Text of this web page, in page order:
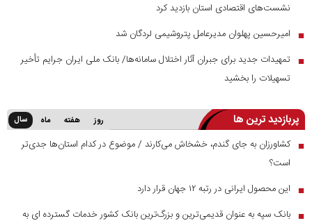
نشست‌های اقتصادی استان بازدید کرد
■ امیرحسین پهلوان مدیرعامل پتروشیمی لردگان شد
■
تمهیدات جدید برای جبران آثار اختلال سامانه‌ها/ بانک ملی ایران جرایم تأخیر
تسهیلات را بخشید
پربازدید ترین ها روز هفته ماه سال
■ کشاورزان به جای گندم، خشخاش می‌کارند / موضوع در کدام استان‌ها جدی‌تر
است؟
■ این محصول ایرانی در رتبه ۱۲ جهان قرار دارد
■ بانک سپه به عنوان قدیمی‌ترین و بزرگ‌ترین بانک کشور خدمات گسترده ای به